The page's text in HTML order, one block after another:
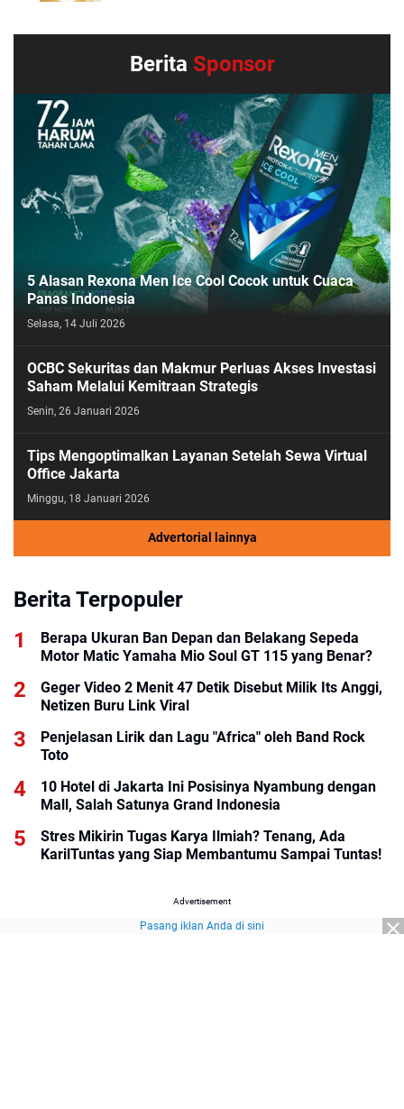
Berita Sponsor
5 Alasan Rexona Men Ice Cool Cocok untuk Cuaca
Panas Indonesia
Selasa, 14 Juli 2026
OCBC Sekuritas dan Makmur Perluas Akses Investasi
Saham Melalui Kemitraan Strategis
Senin, 26 Januari 2026
Tips Mengoptimalkan Layanan Setelah Sewa Virtual
Office Jakarta
Minggu, 18 Januari 2026
Advertorial lainnya
Berita Terpopuler
Berapa Ukuran Ban Depan dan Belakang Sepeda
Motor Matic Yamaha Mio Soul GT 115 yang Benar?
Geger Video 2 Menit 47 Detik Disebut Milik Its Anggi,
Netizen Buru Link Viral
Penjelasan Lirik dan Lagu "Africa" oleh Band Rock
Toto
10 Hotel di Jakarta Ini Posisinya Nyambung dengan
Mall, Salah Satunya Grand Indonesia
Stres Mikirin Tugas Karya Ilmiah? Tenang, Ada
KarilTuntas yang Siap Membantumu Sampai Tuntas!
Advertisement
Pasang iklan Anda di sini